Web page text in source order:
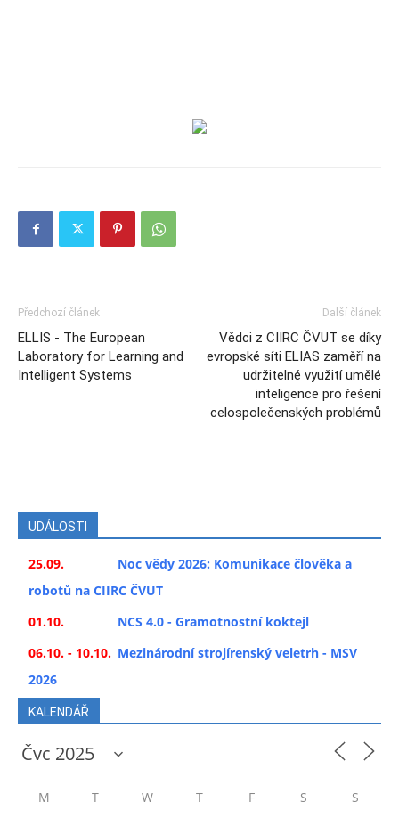
Předchozí článek
ELLIS - The European
Laboratory for Learning and
Intelligent Systems
Další článek
Vědci z CIIRC ČVUT se díky
evropské síti ELIAS zaměří na
udržitelné využití umělé
inteligence pro řešení
celospolečenských problémů
UDÁLOSTI
25.09.
Noc vědy 2026: Komunikace člověka a
robotů na CIIRC ČVUT
01.10.
NCS 4.0 - Gramotnostní koktejl
06.10. - 10.10. Mezinárodní strojírenský veletrh - MSV
2026
KALENDÁŘ
M T W T F S S